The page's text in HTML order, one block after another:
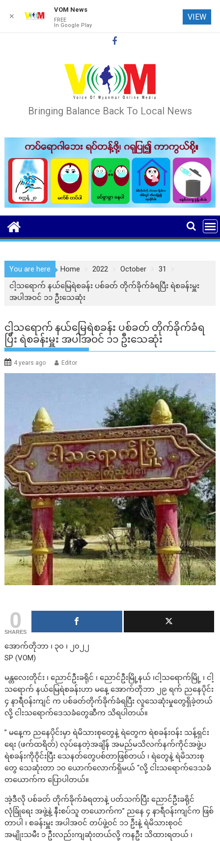
Bringing Balance Back To Local News
You are here Home 2022 October
31
ငါ့သရောက် နယ်မြေရဲစခန်း ပစ်ခတ် တိုက်ခိုက်ခံရပြီး ရဲစခန်းမှူး
အပါအဝင် ၁၁ ဦးသေဆုံး
ငါ့သရောက် နယ်မြေရဲစခန်း ပစ်ခတ် တိုက်ခိုက်ခံရ
ပြီး ရဲစခန်းမှူး အပါအဝင် ၁၁ ဦးသေဆုံး
4 years ago Editor
0
SHARES
အောက်တိုဘာ ၊ ၃၀ ၊ ၂၀၂၂
SP (VOM)
မန္တလေးတိုင်း ၊ ညောင်ဦးခရိုင် ၊ ညောင်ဦးမြို့နယ် ၊ငါ့သရောက်မြို့ ၊ ငါ့
သရောက် နယ်မြေရဲစခန်းဟာ မနေ့ အောက်တိုဘာ ၂၉ ရက် ညနေပိုင်း
၄ နာရီဝန်းကျင် က ပစ်ခတ်တိုက်ခိုက်ခံရပြီး လူသေဆုံးမှုတွေရှိခဲ့တယ်
လို့ ငါးသရောက်ဒေသခံတွေဆီက သိရပါတယ်။
” မနေ့က ညနေပိုင်းမှာ ရဲမိသားစုတွေနဲ့ ရဲတွေက ရဲစခန်းဝန်း သန့်ရှင်း
ရေး (ဖက်ထရိတ်) လုပ်နေတဲ့အချိန် အမည်မသိလက်နက်ကိုင်အဖွဲ့ပ
ရဲစခန်းကိုဝိုင်းပြီး သေနတ်တွေပစ်တာဖြစ်တယ် ၊ ရဲတွေနဲ့ ရဲမိသားစု
တွေ သေဆုံးတာ ၁၀ ယောက်လောက်ရှိမယ် “လို့ ငါးသရောက်ဒေသခံ
တယောက်က ပြောပါတယ်။
အဲ့ဒီလို ပစ်ခတ် တိုက်ခိုက်ခံရတာနဲ့ ပတ်သက်ပြီး ညောင်ဦးခရိုင်
လုံခြုံရေး အဖွဲ့နဲ့ နီးစပ်သူ တယောက်က” ညနေ ၄ နာရီဝန်းကျင်က ဖြစ်
တာပါ ၊ စခန်းမှူး အပါအဝင် တပ်ဖွဲ့ဝင် ၁၁ ဦးနဲ့ ရဲမိသားစုဝင်
အမျိုးသမီး ၁ ဦးလည်းကျဆုံးတယ်လို့ ကနဦး သိထားရတယ် ၊
✕
VOM News
FREE
In Google Play
VIEW